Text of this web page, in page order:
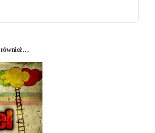
również…